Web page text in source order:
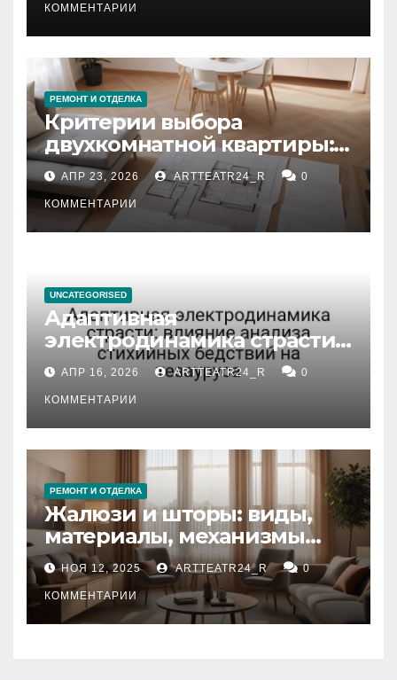
КОММЕНТАРИИ
РЕМОНТ И ОТДЕЛКА
Критерии выбора
двухкомнатной квартиры:
планировка, площадь,
состояние и документация
АПР 23, 2026 ARTTEATR24_R 0
КОММЕНТАРИИ
UNCATEGORISED
Адаптивная
электродинамика страсти:
влияние анализа
стихийных бедствий на
тезауруса
АПР 16, 2026 ARTTEATR24_R 0
КОММЕНТАРИИ
РЕМОНТ И ОТДЕЛКА
Жалюзи и шторы: виды,
материалы, механизмы
управления и уход
НОЯ 12, 2025 ARTTEATR24_R 0
КОММЕНТАРИИ